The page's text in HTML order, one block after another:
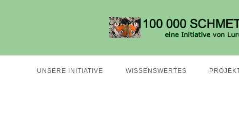
UNSERE INITIATIVE WISSENSWERTES